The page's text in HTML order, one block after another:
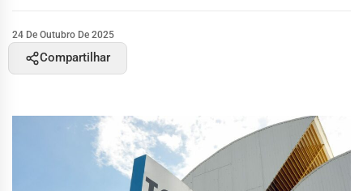
24 De Outubro De 2025
Compartilhar